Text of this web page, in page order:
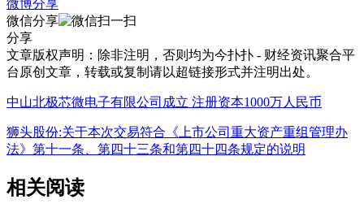
微博分享
微信分享
分享
文章版权声明：除非注明，否则均为今扑扑 - 财经资讯聚合平
台 原创文章，转载或复制请以超链接形式并注明出处。
中山北极芯微电子有限公司成立 注册资本1000万人民币
狮头股份:关于本次交易符合《上市公司重大资产重组管理办
法》第十一条、第四十三条和第四十四条规定的说明
相关阅读